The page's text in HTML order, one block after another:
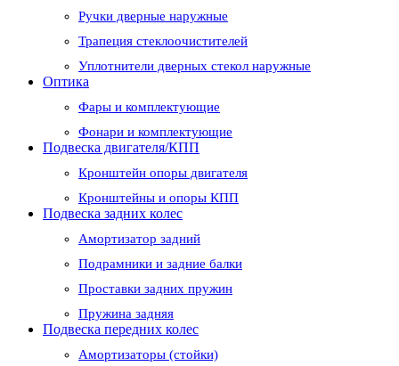
Ручки дверные наружные
Трапеция стеклоочистителей
Уплотнители дверных стекол наружные
Оптика
Фары и комплектующие
Фонари и комплектующие
Подвеска двигателя/КПП
Кронштейн опоры двигателя
Кронштейны и опоры КПП
Подвеска задних колес
Амортизатор задний
Подрамники и задние балки
Проставки задних пружин
Пружина задняя
Подвеска передних колес
Амортизаторы (стойки)